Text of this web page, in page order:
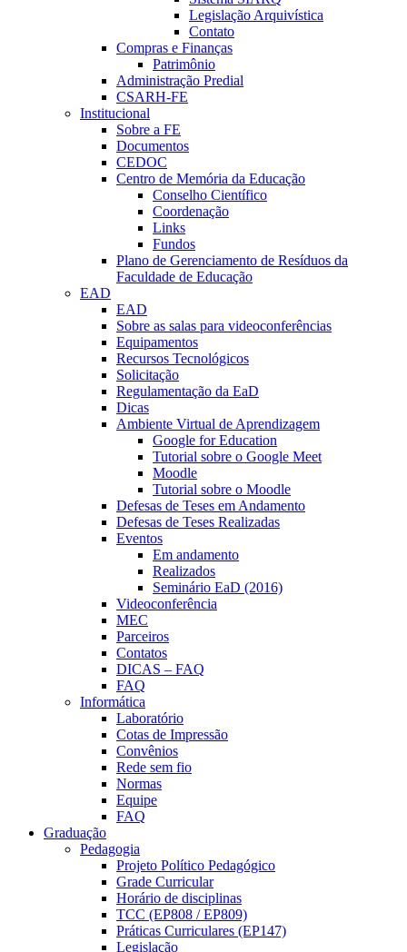
Legislação Arquivística
Contato
Compras e Finanças
Patrimônio
Administração Predial
CSARH-FE
Institucional
Sobre a FE
Documentos
CEDOC
Centro de Memória da Educação
Conselho Científico
Coordenação
Links
Fundos
Plano de Gerenciamento de Resíduos da
Faculdade de Educação
EAD
EAD
Sobre as salas para videoconferências
Equipamentos
Recursos Tecnológicos
Solicitação
Regulamentação da EaD
Dicas
Ambiente Virtual de Aprendizagem
Google for Education
Tutorial sobre o Google Meet
Moodle
Tutorial sobre o Moodle
Defesas de Teses em Andamento
Defesas de Teses Realizadas
Eventos
Em andamento
Realizados
Seminário EaD (2016)
Videoconferência
MEC
Parceiros
Contatos
DICAS – FAQ
FAQ
Informática
Laboratório
Cotas de Impressão
Convênios
Rede sem fio
Normas
Equipe
FAQ
Graduação
Pedagogia
Projeto Político Pedagógico
Grade Curricular
Horário de disciplinas
TCC (EP808 / EP809)
Práticas Curriculares (EP147)
Legislação